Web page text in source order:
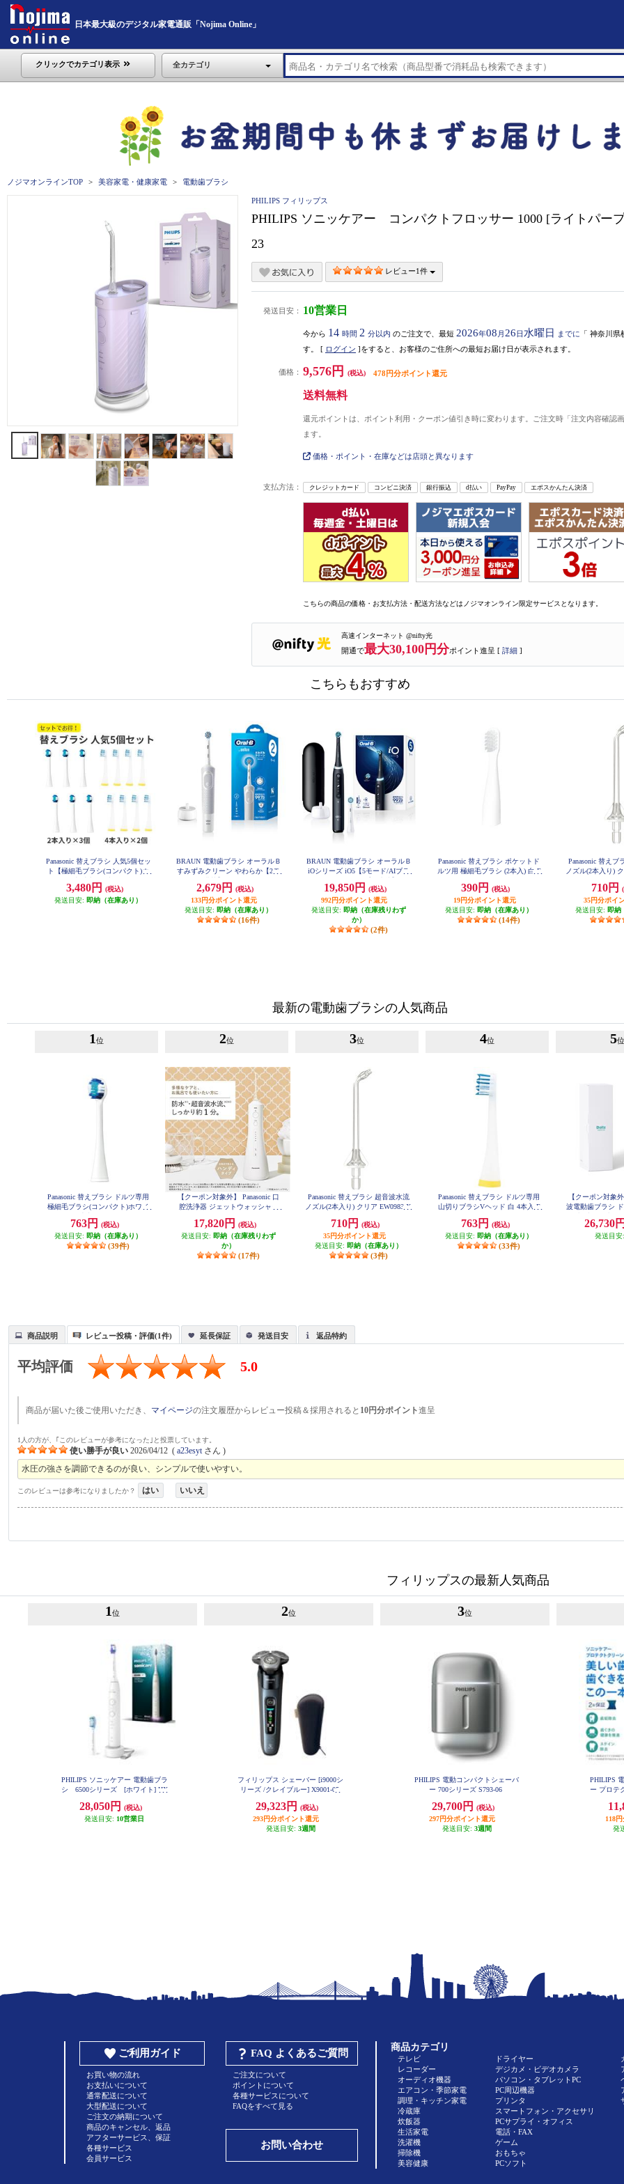
日本最大級のデジタル家電通販「Nojima Online」
クリックでカテゴリ表示 全カテゴリ
ノジマオンラインTOP 美容家電・健康家電 電動歯ブラシ
PHILIPS フィリップス
PHILIPS ソニッケアー コンパクトフロッサー 1000 [ライトパー
23
レビュー1件
発送目安： 10営業日
今から 14 時間 2 分以内 のご注文で、最短 2026年08 月 26日 水曜日 までに 「 神奈川県
す。 [ ログイン ]をすると、お客様のご住所への最短お届け日が表示されます。
価格： 9,576円 (税込) 478円分ポイント還元
送料無料
還元ポイントは、ポイント利用・クーポン値引き時に変わります。ご注文時「注文内容確認
ます。
価格・ポイント・在庫などは店頭と異なります
支払方法： クレジットカード コンビニ決済 銀行振込 d払い PayPay エポスかんたん決済
こちらの商品の価格・お支払方法・配送方法などはノジマオンライン限定サービスとなります。
高速インターネット @nifty光
開通で最大30,100円分ポイント進呈 [ 詳細 ]
こちらもおすすめ
Panasonic 替えブラシ 人気5個セッ
ト【極細毛ブラシ(コンパクト)ホ
8本】 EW0800-09104CW-ESET
3,480円
(税込)
発送目安: 即納（在庫あり）
BRAUN 電動歯ブラシ オーラルＢ
すみずみクリーン やわらか【2モ
2,679円
(税込)
133円分ポイント還元
発送目安: 即納（在庫あり）
(16件)
BRAUN 電動歯ブラシ オーラルＢ
iOシリーズ iO5【5モード/AIブラ
52J62KBK
19,850円
(税込)
992円分ポイント還元
発送目安: 即納（在庫残りわず
か）
(2件)
Panasonic 替えブラシ ポケットド
ルツ用 極細毛ブラシ (2本入) 白 E
390円
(税込)
19円分ポイント還元
発送目安: 即納（在庫あり）
(14件)
Panasonic 替えブ
ノズル(2本入り)
710円
35円分ポイ
発送目安: 即納
最新の電動歯ブラシの人気商品
1 位
Panasonic 替えブラシ ドルツ専用
極細毛ブラシ(コンパクト)ホワイ
763円
(税込)
発送目安: 即納（在庫あり）
(39件)
2位
【クーポン対象外】 Panasonic 口
腔洗浄器 ジェットウォッシャー
17,820円
(税込)
発送目安: 即納（在庫残りわず
か）
(17件)
3位
Panasonic 替えブラシ 超音波水流
ノズル(2本入り) クリア EW0983-X
710円
(税込)
35円分ポイント還元
発送目安: 即納（在庫あり）
(3件)
4位
Panasonic 替えブラシ ドルツ専用
山切りブラシVヘッド 白 4本入 E
763円
(税込)
発送目安: 即納（在庫あり）
(33件)
5位
【クーポン対象
波電動歯ブラシ
ホワイト】
26,730円
発送目安:
商品説明 レビュー投稿・評価(1件) 延長保証 発送目安 返品特約
平均評価 5.0
商品が届いた後ご使用いただき、 マイページの注文履歴からレビュー投稿＆採用されると 10円分ポイント進呈
1人の方が、｢このレビューが参考になった｣と投票しています。
使い勝手が良い 2026/04/12 (a23esytさん )
水圧の強さを調節できるのが良い、シンプルで使いやすい。
このレビューは参考になりましたか？ はい いいえ
フィリップスの最新人気商品
1 位
PHILIPS ソニッケアー 電動歯ブラ
シ 6500シリーズ [ホワイト] HX
28,050円
(税込)
発送目安: 10営業日
2位
フィリップス シェーバー [i9000シ
リーズ /クレイブルー] X9001-05
29,323円
(税込)
293円分ポイント還元
発送目安: 3週間
3位
PHILIPS 電動コンパクトシェーバ
ー 700シリーズ S793-06
29,700円
(税込)
297円分ポイント還元
発送目安: 3週間
PHILIPS
ー プロテ
118
発
ご利用ガイド
お買い物の流れ
お支払いについて
通常配送について
大型配送について
ご注文の納期について
商品のキャンセル、返品
アフターサービス、保証
各種サービス
会員サービス
FAQ よくあるご質問
ご注文について
ポイントについて
各種サービスについて
FAQをすべて見る
お問い合わせ
商品カテゴリ
テレビ
レコーダー
オーディオ機器
エアコン・季節家電
調理・キッチン家電
冷蔵庫
炊飯器
生活家電
洗濯機
掃除機
美容健康
ドライヤー
デジカメ・ビデオカメラ
パソコン・タブレットPC
PC周辺機器
プリンタ
スマートフォン・アクセサリ
PCサプライ・オフィス
電話・FAX
ゲーム
おもちゃ
PCソフト